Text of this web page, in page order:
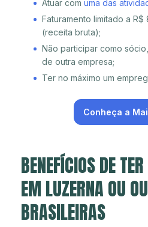
Atuar com uma das
Faturamento limitado a
(receita bruta);
Não participar como
de outra empresa;
Ter no máximo um
Conheça a
BENEFÍCIOS DE
EM LUZERNA OU
BRASILEIRAS